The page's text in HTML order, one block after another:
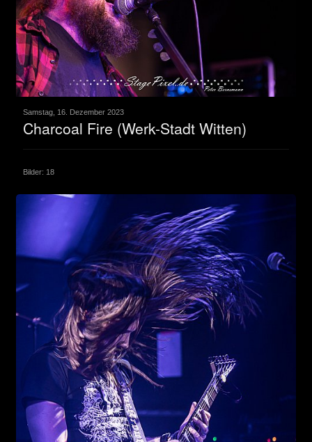
Samstag, 16. Dezember 2023
Charcoal Fire (Werk-Stadt Witten)
Bilder: 18